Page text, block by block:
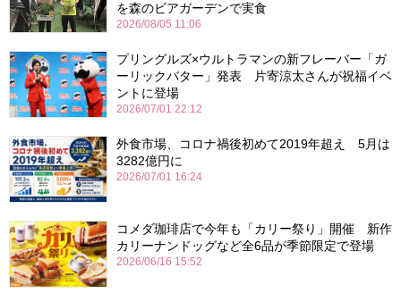
を森のビアガーデンで実食
2026/08/05 11:06
プリングルズ×ウルトラマンの新フレーバー「ガ
ーリックバター」発表 片寄涼太さんが祝福イベ
ントに登場
2026/07/01 22:12
外食市場、コロナ禍後初めて2019年超え 5月は
3282億円に
2026/07/01 16:24
コメダ珈琲店で今年も「カリー祭り」開催 新作
カリーナンドッグなど全6品が季節限定で登場
2026/06/16 15:52